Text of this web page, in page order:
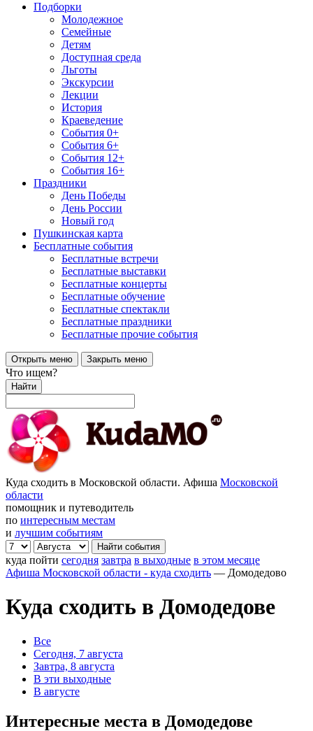
Подборки
Молодежное
Семейные
Детям
Доступная среда
Льготы
Экскурсии
Лекции
История
Краеведение
События 0+
События 6+
События 12+
События 16+
Праздники
День Победы
День России
Новый год
Пушкинская карта
Бесплатные события
Бесплатные встречи
Бесплатные выставки
Бесплатные концерты
Бесплатные обучение
Бесплатные спектакли
Бесплатные праздники
Бесплатные прочие события
Открыть меню Закрыть меню
Что ищем?
Найти
Куда сходить в Московской области. Афиша Московской
области
помощник и путеводитель
по интересным местам
и лучшим событиям
куда пойти сегодня завтра в выходные в этом месяце
Афиша Московской области - куда сходить — Домодедово
Куда сходить в Домодедове
Все
Сегодня, 7 августа
Завтра, 8 августа
В эти выходные
В августе
Интересные места в Домодедове